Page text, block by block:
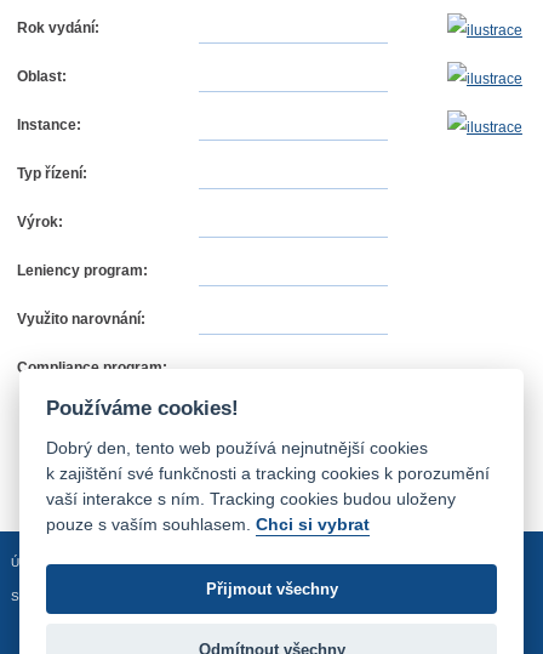
Rok vydání:
Oblast:
Instance:
Typ řízení:
Výrok:
Leniency program:
Využito narovnání:
Compliance program:
Úvodní stránka Mapa stránek Prohlášení o přístupnosti
Sledujte nás:
Používáme cookies!
Dobrý den, tento web používá nejnutnější cookies
k zajištění své funkčnosti a tracking cookies k porozumění
vaší interakce s ním. Tracking cookies budou uloženy
pouze s vaším souhlasem.Chci si vybrat
Přijmout všechny
Odmítnout všechny